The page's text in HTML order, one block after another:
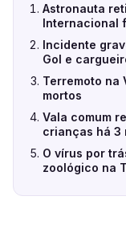
Astronauta
Internacional
Incidente
Gol e
Terremoto na
mortos
Vala comum
crianças há 3
O vírus por
zoológico na